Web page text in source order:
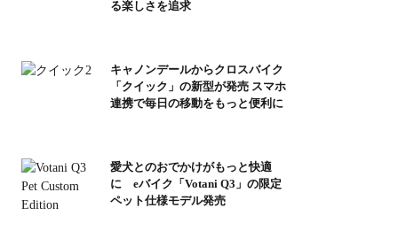
る楽しさを追求
キャノンデールからクロスバイク
「クイック」の新型が発売 スマホ
連携で毎日の移動をもっと便利に
愛犬とのおでかけがもっと快適
に eバイク「Votani Q3」の限定
ペット仕様モデル発売